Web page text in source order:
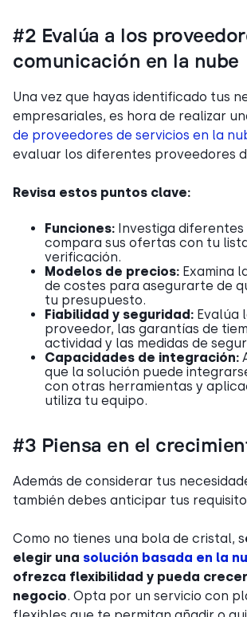
#2 Evalúa a los
comunicación en la nube
Una vez que hayas identificado tus
empresariales, es hora de realizar
de proveedores de servicios en la
evaluar los diferentes proveedores
Revisa estos puntos clave:
Funciones: Investiga
compara sus ofertas con tu
verificación.
Modelos de precios: Examina
de costes para asegurarte de
tu presupuesto.
Fiabilidad y seguridad: Evalúa
proveedor, las garantías de
actividad y las medidas de
Capacidades de integración:
que la solución puede
con otras herramientas y
utiliza tu equipo.
#3 Piensa en el
Además de considerar tus
también debes anticipar tus
Como no tienes una bola de cristal, s
elegir una solución basada en la
ofrezca flexibilidad y pueda
negocio. Opta por un servicio con